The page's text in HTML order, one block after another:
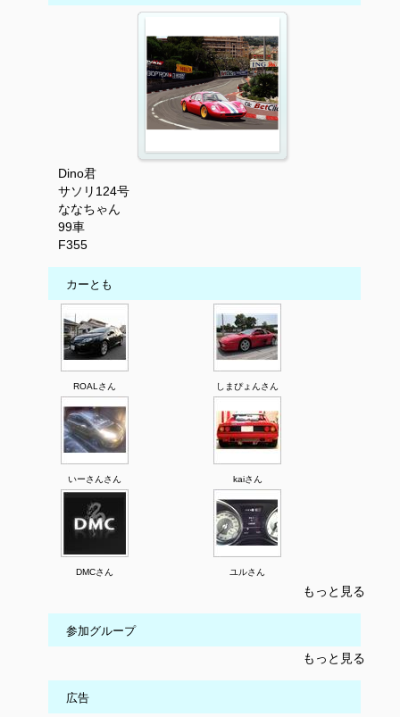
Dino君
サソリ124号
ななちゃん
99車
F355
カーとも
ROALさん しまぴょんさん
いーさんさん kaiさん
DMCさん ユルさん
もっと見る
参加グループ
もっと見る
広告